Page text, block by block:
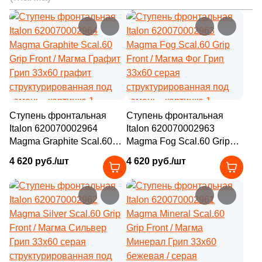
28x48 (23
28.8x33.8 (1)
28.2x29.4 (17)
28x32.5 (1 )
28.2x28.2 (2)
28.1x28.1 (1)
28.8x29.5 (2)
28.8x29.75 (2
28.5x30.5 (3)
28.9x33.4 (4)
28.2x32.5 (6)
28x33 (2)
Ступень фронтальная
Italon 620070002964
Magma Graphite Scal.60
Grip Front / Магма Графит
Грип 33x60 графит
структурированная под
камень
4 620 руб./шт
Ступень фронтальная
Italon 620070002963
Magma Fog Scal.60 Grip
33x60 серая
структурированная под
камень
4 620 руб./шт